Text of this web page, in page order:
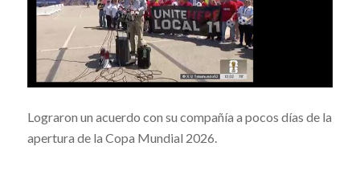
Lograron un acuerdo con su compañía a pocos días de la
apertura de la Copa Mundial 2026.